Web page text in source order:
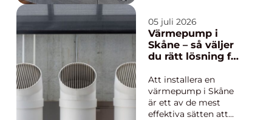
en arbetsplats,
samlingspunkt och
ibland till och med
hemmakontor. När
rummet, i stället för
tvärtom, går det att
utnyttja v...
05 juli 2026
Värmepump i
Skåne – så väljer
du rätt lösning för
Att installera en
värmepump i Skåne
är ett av de mest
effektiva sätten att